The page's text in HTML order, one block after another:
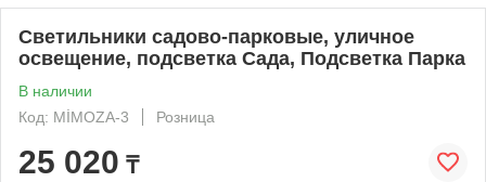
Cветильники садово-парковые, уличное
освещение, подсветка Сада, Подсветка Парка
В наличии
Код: MİMOZA-3
Розница
25 020 ₸